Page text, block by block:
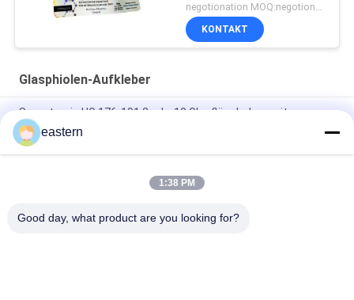
Aufkleber
KONTAKT
Glasphiolen-Aufkleber
Somatropin HG 176-191 2 ml x 10 Glasfläschchen mit
Etiketten
Tren-Acetat-Fläschchen-Fläschchen-Etiketten mit
eastern
1:38 PM
Good day, what product are you looking for?